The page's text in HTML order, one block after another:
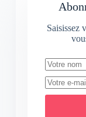
Saisissez